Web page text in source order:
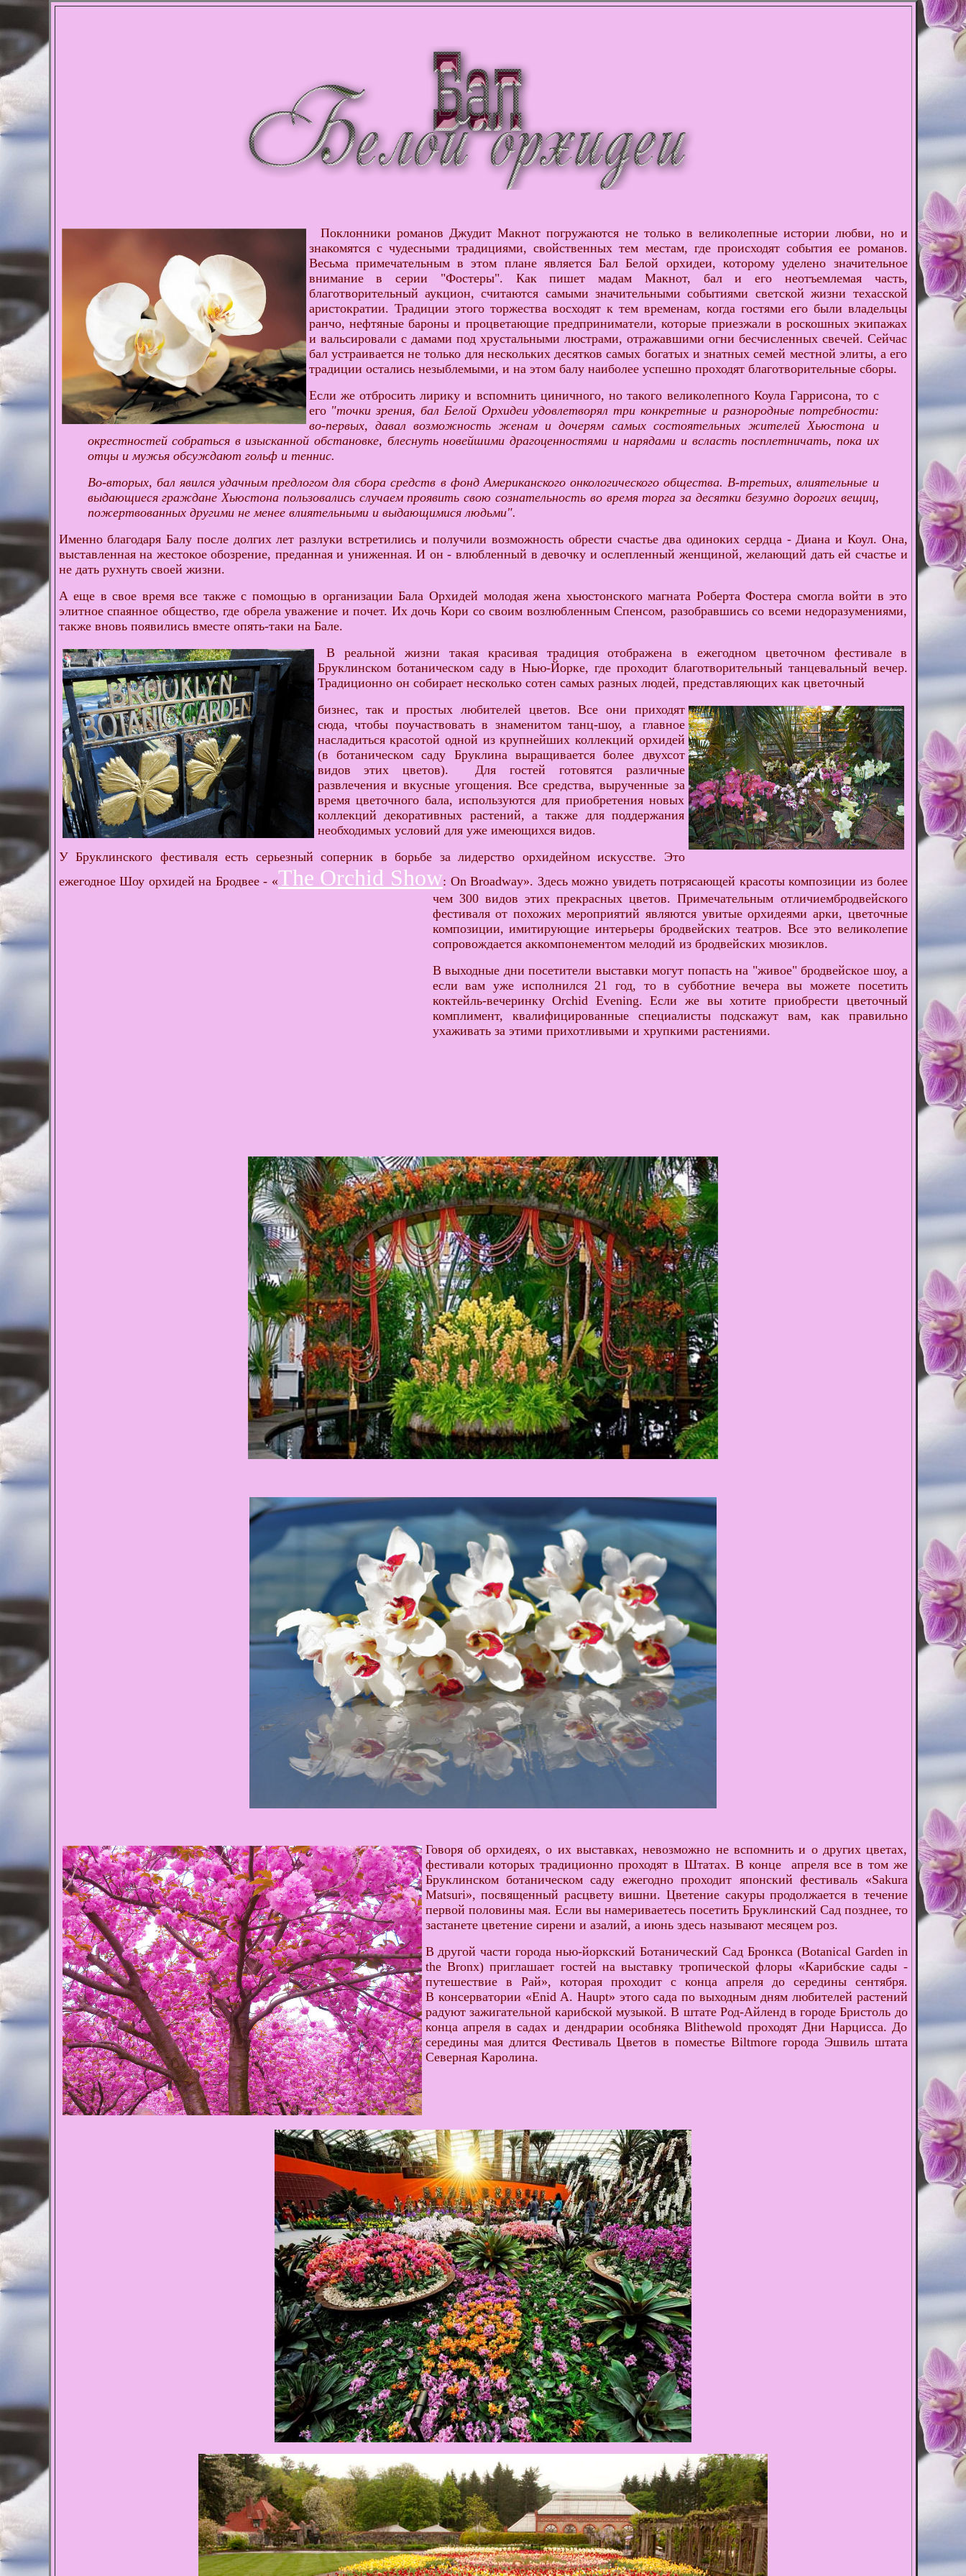
Поклонники романов Джудит Макнот погружаются не только в великолепные истории любви, но и
знакомятся с чудесными традициями, свойственных тем местам, где происходят события ее романов.
Весьма примечательным в этом плане является Бал Белой орхидеи, которому уделено значительное
внимание в серии "Фостеры". Как пишет мадам Макнот, бал и его неотъемлемая часть,
благотворительный аукцион, считаются самыми значительными событиями светской жизни техасской
аристократии. Традиции этого торжества восходят к тем временам, когда гостями его были владельцы
ранчо, нефтяные бароны и процветающие предприниматели, которые приезжали в роскошных экипажах
и вальсировали с дамами под хрустальными люстрами, отражавшими огни бесчисленных свечей. Сейчас
бал устраивается не только для нескольких десятков самых богатых и знатных семей местной элиты, а его
традиции остались незыблемыми, и на этом балу наиболее успешно проходят благотворительные сборы.
Если же отбросить лирику и вспомнить циничного, но такого великолепного Коула Гаррисона, то с
его "точки зрения, бал Белой Орхидеи удовлетворял три конкретные и разнородные потребности:
во-первых, давал возможность женам и дочерям самых состоятельных жителей Хьюстона и
окрестностей собраться в изысканной обстановке, блеснуть новейшими драгоценностями и нарядами и всласть посплетничать, пока их
отцы и мужья обсуждают гольф и теннис.
Во-вторых, бал явился удачным предлогом для сбора средств в фонд Американского онкологического общества. В-третьих, влиятельные и
выдающиеся граждане Хьюстона пользовались случаем проявить свою сознательность во время торга за десятки безумно дорогих вещиц,
пожертвованных другими не менее влиятельными и выдающимися людьми".
Именно благодаря Балу после долгих лет разлуки встретились и получили возможность обрести счастье два одиноких сердца - Диана и Коул. Она,
выставленная на жестокое обозрение, преданная и униженная. И он - влюбленный в девочку и ослепленный женщиной, желающий дать ей счастье и
не дать рухнуть своей жизни.
А еще в свое время все также с помощью в организации Бала Орхидей молодая жена хьюстонского магната Роберта Фостера смогла войти в это
элитное спаянное общество, где обрела уважение и почет. Их дочь Кори со своим возлюбленным Спенсом, разобравшись со всеми недоразумениями,
также вновь появились вместе опять-таки на Бале.
В реальной жизни такая красивая традиция отображена в ежегодном цветочном фестивале в
Бруклинском ботаническом саду в Нью-Йорке, где проходит благотворительный танцевальный вечер.
Традиционно он собирает несколько сотен самых разных людей, представляющих как цветочный
бизнес, так и простых любителей цветов. Все они приходят
сюда, чтобы поучаствовать в знаменитом танц-шоу, а главное
насладиться красотой одной из крупнейших коллекций орхидей
(в ботаническом саду Бруклина выращивается более двухсот
видов этих цветов). Для гостей готовятся различные
развлечения и вкусные угощения. Все средства, вырученные за
время цветочного бала, используются для приобретения новых
коллекций декоративных растений, а также для поддержания
необходимых условий для уже имеющихся видов.
У Бруклинского фестиваля есть серьезный соперник в борьбе за лидерство орхидейном искусстве. Это
ежегодное Шоу орхидей на Бродвее - «The Orchid Show: On Broadway». Здесь можно увидеть потрясающей красоты композиции из более
чем 300 видов этих прекрасных цветов. Примечательным отличиембродвейского
фестиваля от похожих мероприятий являются увитые орхидеями арки, цветочные
композиции, имитирующие интерьеры бродвейских театров. Все это великолепие
сопровождается аккомпонементом мелодий из бродвейских мюзиклов.
В выходные дни посетители выставки могут попасть на "живое" бродвейское шоу, а
если вам уже исполнился 21 год, то в субботние вечера вы можете посетить
коктейль-вечеринку Orchid Evening. Если же вы хотите приобрести цветочный
комплимент, квалифицированные специалисты подскажут вам, как правильно
ухаживать за этими прихотливыми и хрупкими растениями.
Говоря об орхидеях, о их выставках, невозможно не вспомнить и о других цветах,
фестивали которых традиционно проходят в Штатах. В конце апреля все в том же
Бруклинском ботаническом саду ежегодно проходит японский фестиваль «Sakura
Matsuri», посвященный расцвету вишни. Цветение сакуры продолжается в течение
первой половины мая. Если вы намериваетесь посетить Бруклинский Сад позднее, то
застанете цветение сирени и азалий, а июнь здесь называют месяцем роз.
В другой части города нью-йоркский Ботанический Сад Бронкса (Botanical Garden in
the Bronx) приглашает гостей на выставку тропической флоры «Карибские сады -
путешествие в Рай», которая проходит с конца апреля до середины сентября.
В консерватории «Enid A. Haupt» этого сада по выходным дням любителей растений
радуют зажигательной карибской музыкой. В штате Род-Айленд в городе Бристоль до
конца апреля в садах и дендрарии особняка Blithewold проходят Дни Нарцисса. До
середины мая длится Фестиваль Цветов в поместье Biltmore города Эшвиль штата
Северная Каролина.